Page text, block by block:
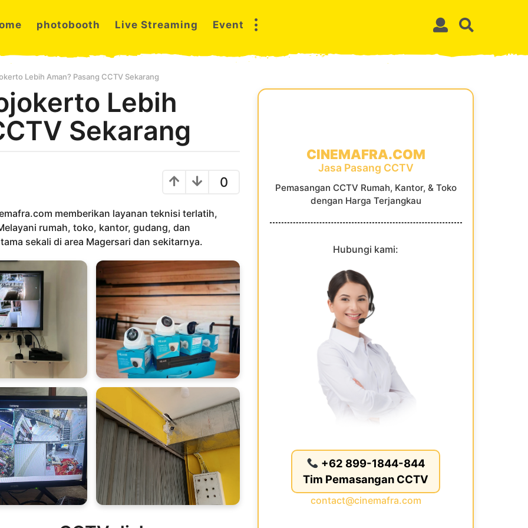
photobooth Live Streaming Event
Lebih Aman? Pasang CCTV Sekarang
Lebih
Sekarang
0
memberikan layanan teknisi terlatih,
rumah, toko, kantor, gudang, dan
sekali di area Magersari dan sekitarnya.
CINEMAFRA.COM
Jasa Pasang CCTV
Pemasangan CCTV Rumah, Kantor, & Toko
dengan Harga Terjangkau
Hubungi kami:
+62 899-1844-844
Tim Pemasangan CCTV
contact@cinemafra.com